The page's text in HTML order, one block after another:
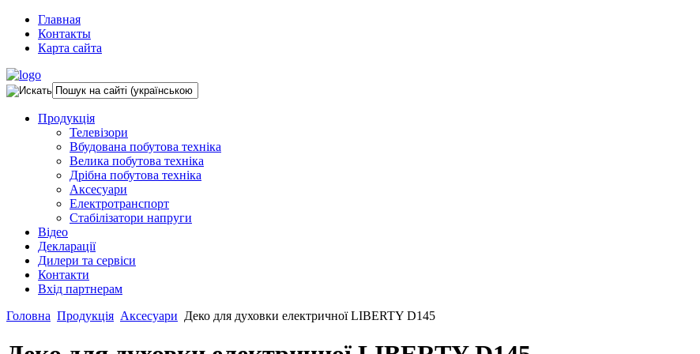
Главная
Контакты
Карта сайта
Продукція
Телевізори
Вбудована побутова техніка
Велика побутова техніка
Дрібна побутова техніка
Аксесуари
Електротранспорт
Стабілізатори напруги
Відео
Декларації
Дилери та сервіси
Контакти
Вхід партнерам
Головна Продукція Аксесуари Деко для духовки електричної LIBERTY D145